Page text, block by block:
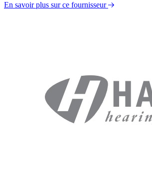
En savoir plus sur ce fournisseur